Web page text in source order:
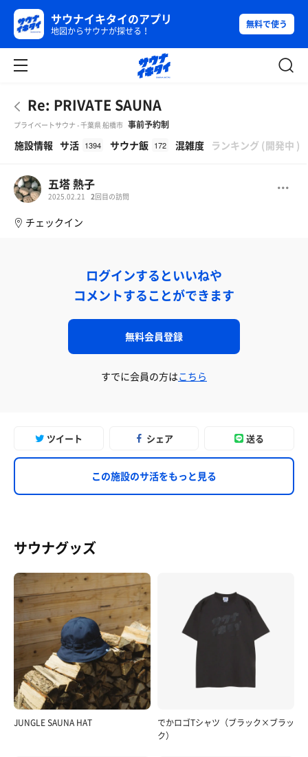
サウナイキタイのアプリ
地図からサウナが探せる！
無料で使う
Re: PRIVATE SAUNA
プライベートサウナ - 千葉県 船橋市 事前予約制
施設情報 サ活 1394 サウナ飯 172 混雑度 ランキング (開発中 )
五塔 熱子
2025.02.21 2回目の訪問
チェックイン
ログインするといいねや
コメントすることができます
無料会員登録
すでに会員の方はこちら
ツイート シェア 送る
この施設のサ活をもっと見る
サウナグッズ
JUNGLE SAUNA HAT
でかロゴTシャツ（ブラック×ブラッ
ク）